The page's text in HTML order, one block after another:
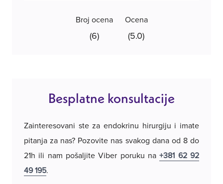
Broj ocena
(6)
Ocena
(5.0)
Besplatne konsultacije
Zainteresovani ste za endokrinu hirurgiju i imate
pitanja za nas? Pozovite nas svakog dana od 8 do
21h ili nam pošaljite Viber poruku na+381 62 92
49 195.